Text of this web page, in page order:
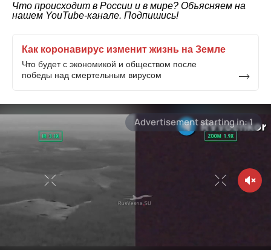
Что происходит в России и в мире? Объясняем на
нашем YouTube-канале. Подпишись!
Как коронавирус изменит жизнь на Земле
Что будет с экономикой и обществом после
победы над смертельным вирусом